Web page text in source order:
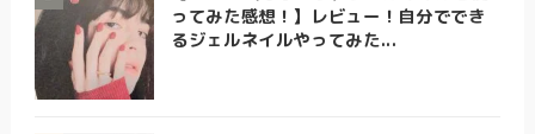
ってみた感想！】レビュー！自分ででき
るジェルネイルやってみた...